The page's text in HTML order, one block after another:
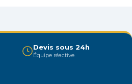
Devis sous 24h
Équipe réactive